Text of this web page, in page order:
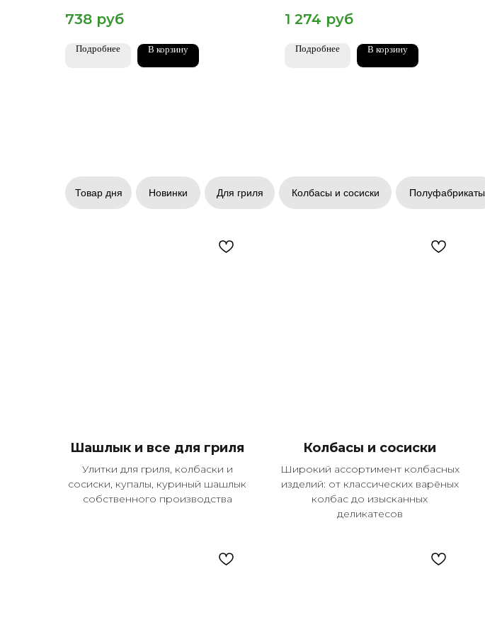
738 руб
Подробнее В корзину
1 274 руб
Подробнее В корзину
Товар дня Новинки Для гриля Колбасы и сосиски Полуфабрикаты
Шашлык и все для гриля
Улитки для гриля, колбаски и
сосиски, купалы, куриный шашлык
собственного производства
Колбасы и сосиски
Широкий ассортимент колбасных
изделий: от классических варёных
колбас до изысканных
деликатесов